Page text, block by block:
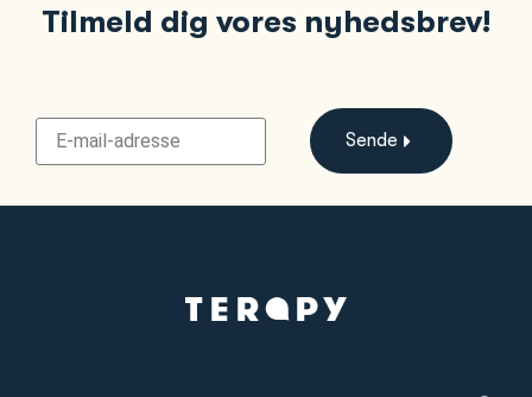
Tilmeld dig vores nyhedsbrev!
Sende